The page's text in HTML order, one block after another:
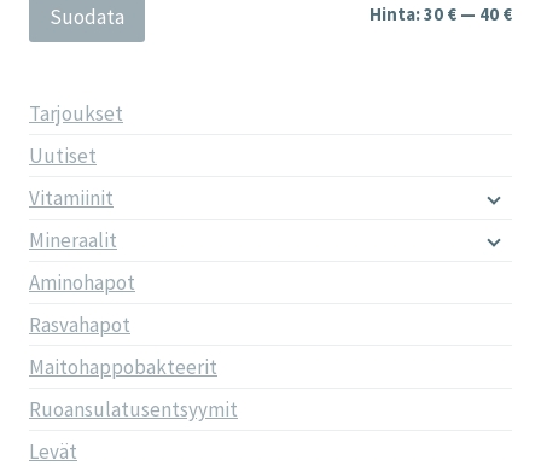
Suodata Hinta:30 € — 40 €
Tarjoukset
Uutiset
Vitamiinit
Mineraalit
Aminohapot
Rasvahapot
Maitohappobakteerit
Ruoansulatusentsyymit
Levät